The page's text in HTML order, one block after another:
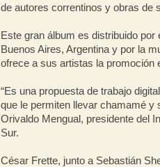
de autores correntinos y obras de
Este gran álbum es distribuido
Buenos Aires, Argentina y por la
ofrece a sus artistas la promoción
“Es una propuesta de trabajo
que le permiten llevar chamamé y
Orivaldo Mengual, presidente del
Sur.
César Frette, junto a Sebastián